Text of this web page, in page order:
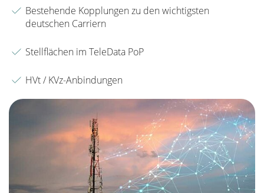
Bestehende Kopplungen zu den wichtigsten
deutschen Carriern
Stellflächen im TeleData PoP
HVt / KVz-Anbindungen